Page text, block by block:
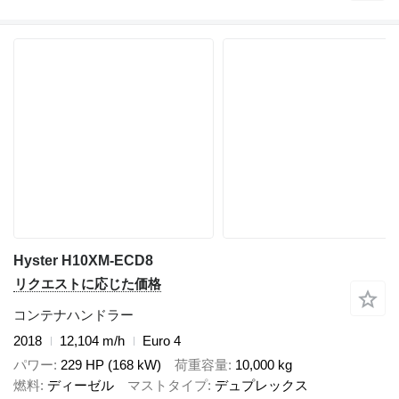
Hyster H10XM-ECD8
リクエストに応じた価格
コンテナハンドラー
2018
12,104 m/h
Euro 4
パワー 229 HP (168 kW) 荷重容量 10,000 kg
燃料 ディーゼル マストタイプ デュプレックス